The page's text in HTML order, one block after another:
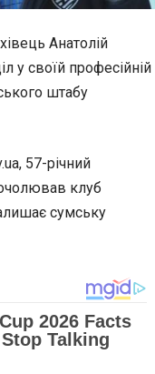
Анатолій
у своїй професійній
штабу
57-річний
клуб
сумську